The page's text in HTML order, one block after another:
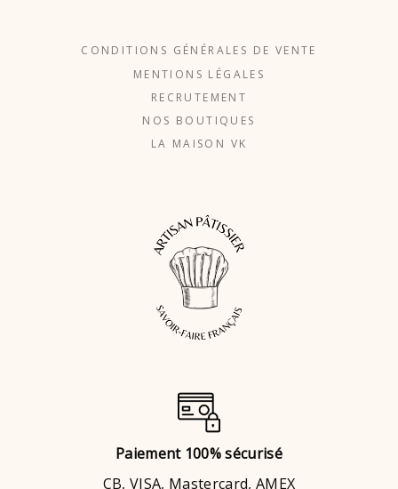
CONDITIONS GÉNÉRALES DE VENTE
MENTIONS LÉGALES
RECRUTEMENT
NOS BOUTIQUES
LA MAISON VK
Paiement 100% sécurisé
CB, VISA, Mastercard, AMEX